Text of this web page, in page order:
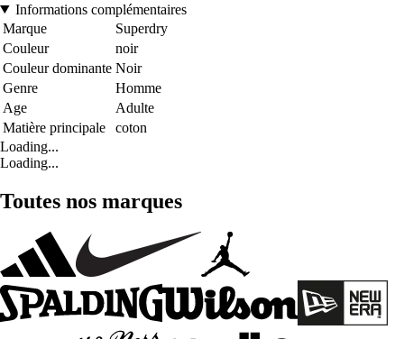
Informations complémentaires
Marque
Superdry
Couleur
noir
Couleur dominante Noir
Genre
Homme
Age
Adulte
Matière principale
coton
Loading...
Loading...
Toutes nos marques